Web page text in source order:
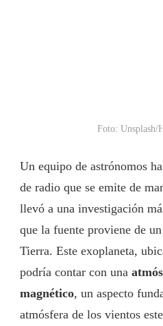
Foto: Unsplash/
Un equipo de astrónomos
de radio que se emite de
llevó a una investigación
que la fuente proviene de
Tierra. Este exoplaneta,
podría contar con una
magnético, un aspecto
atmósfera de los vientos